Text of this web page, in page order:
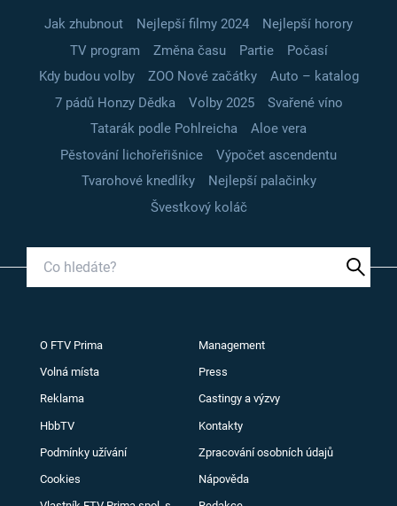
Jak zhubnout Nejlepší filmy 2024
Nejlepší horory
TV program
Změna času Partie
Počasí
Kdy budou volby
ZOO Nové začátky
Auto – katalog
7 pádů Honzy Dědka
Volby 2025
Svařené víno
Tatarák podle Pohlreicha
Aloe vera
Pěstování lichořeřišnice
Výpočet ascendentu
Tvarohové knedlíky
Nejlepší palačinky
Švestkový koláč
O FTV Prima Management
Volná místa Press
Reklama Castingy a výzvy
HbbTV Kontakty
Podmínky užívání Zpracování osobních údajů
Cookies Nápověda